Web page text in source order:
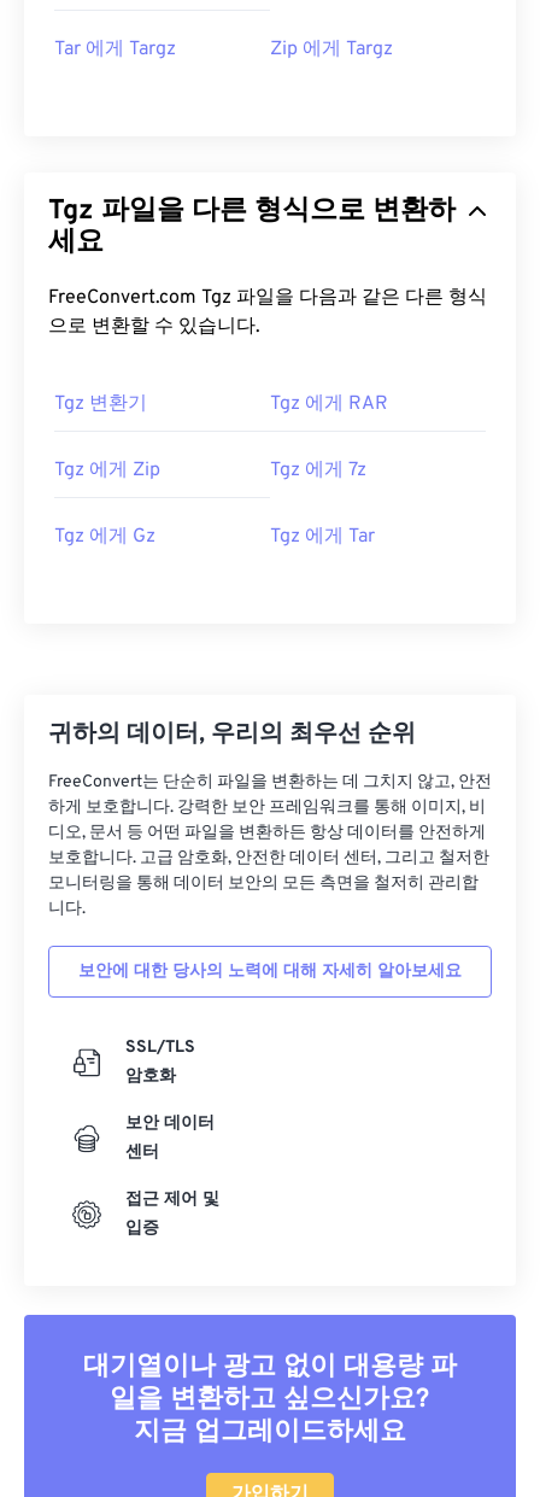
Tar 에게 Targz Zip 에게 Targz
Tgz 파일을 다른 형식으로 변환하
세요
FreeConvert.com Tgz 파일을 다음과 같은 다른 형식
으로 변환할 수 있습니다.
Tgz 변환기 Tgz 에게 RAR
Tgz 에게 Zip Tgz 에게 7z
Tgz 에게 Gz Tgz 에게 Tar
귀하의 데이터, 우리의 최우선 순위
FreeConvert는 단순히 파일을 변환하는 데 그치지 않고, 안전
하게 보호합니다. 강력한 보안 프레임워크를 통해 이미지, 비
디오, 문서 등 어떤 파일을 변환하든 항상 데이터를 안전하게
보호합니다. 고급 암호화, 안전한 데이터 센터, 그리고 철저한
모니터링을 통해 데이터 보안의 모든 측면을 철저히 관리합
니다.
보안에 대한 당사의 노력에 대해 자세히 알아보세요
SSL/TLS
암호화
보안 데이터
센터
접근 제어 및
입증
대기열이나 광고 없이 대용량 파
일을 변환하고 싶으신가요?
지금 업그레이드하세요